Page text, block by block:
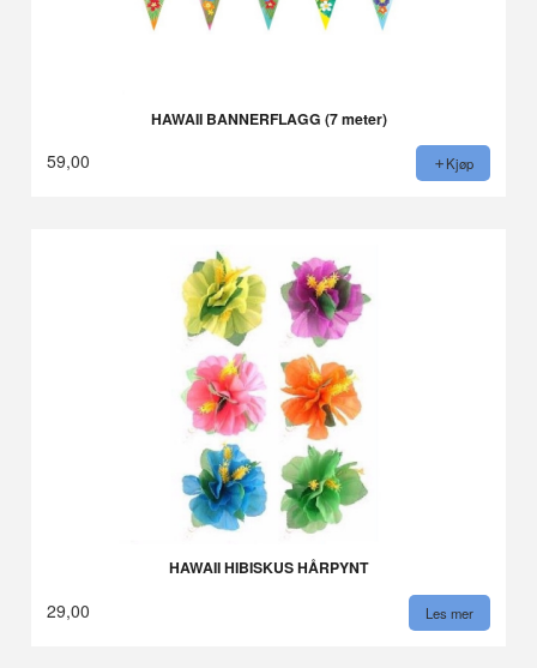
HAWAII BANNERFLAGG (7 meter)
59,00 Kjøp
HAWAII HIBISKUS HÅRPYNT
29,00 Les mer